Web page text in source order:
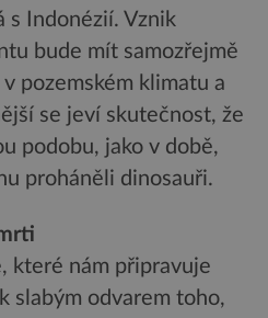
s Indonézií. Vznik
bude mít samozřejmě
pozemském klimatu a
se jeví skutečnost, že
podobu, jako v době,
proháněli dinosauři.
které nám připravuje
slabým odvarem toho,